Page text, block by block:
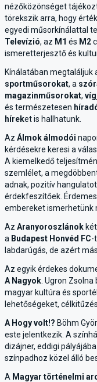
nézőközönséget
törekszik arra, hogy
egyedi műsorkínálattal
Televízió, az M1 és M2
ismeretterjesztő és
Kínálatában megtaláljuk
sportműsorokat, a
magazinműsorokat,
és természetesen
híreket is hallhatunk.
Az Álmok álmodói
kérdésekre keresi a
A kiemelkedő
szemlélet, a
adnak, pozitív
érdekfeszítőek.
embereket ismerhetünk
Az Aranyoroszlánok
a Budapest Honvéd FC-
labdarúgás, de azért
Az egyik érdekes
A Nagyok . Ugron
magyar kultúra és
lehetőségeket,
A Hogy volt!? Böhm
este jelentkezik. A
dizájner, eddigi
színpadhoz közel álló
A Magyar történelmi